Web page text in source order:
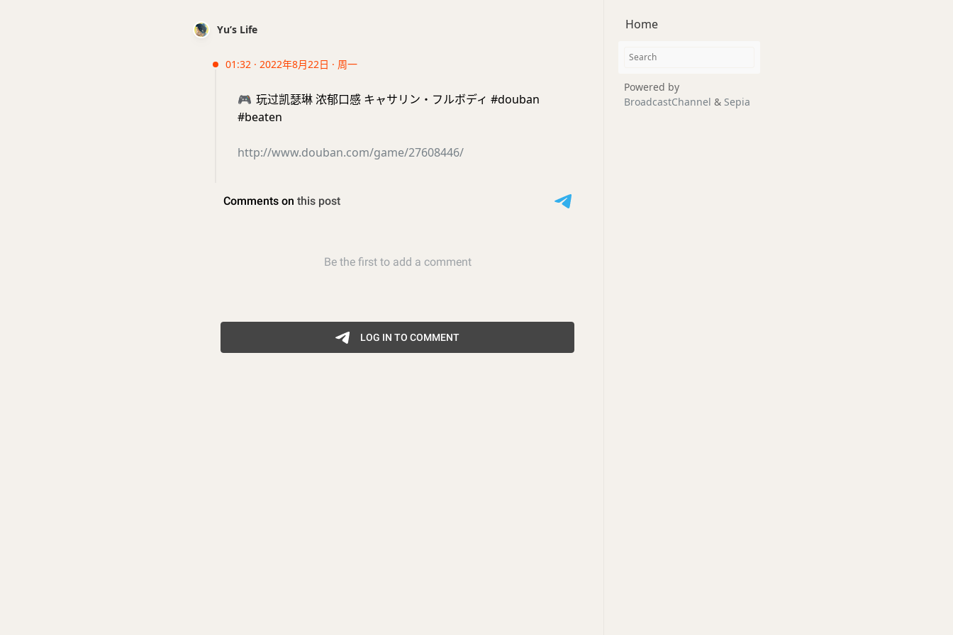
Yu’s Life
01:32 · 2022年8月22日 · 周一
🎮 玩过凯瑟琳 浓郁口感 キャサリン・フルボディ #douban
#beaten
http://www.douban.com/game/27608446/
Home
Powered by
BroadcastChannel & Sepia